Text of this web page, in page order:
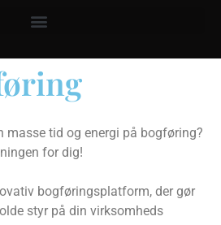
masse tid og energi på bogføring?
for dig!
bogføringsplatform, der gør
styr på din virksomheds